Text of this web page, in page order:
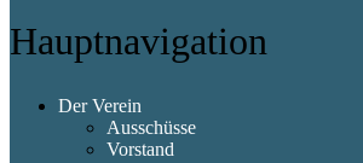
Hauptnavigation
Der Verein
Ausschüsse
Vorstand